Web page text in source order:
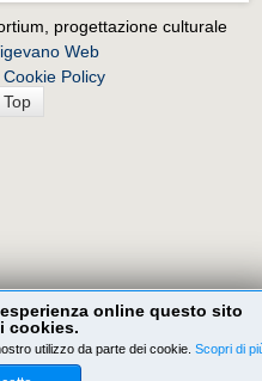
online questo sito
cookies.
utilizzo da parte dei cookie. Scopri di
progettazione culturale
Web
Cookie Policy